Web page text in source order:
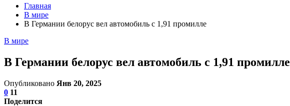
Главная
В мире
В Германии белорус вел автомобиль с 1,91 промилле
В мире
В Германии белорус вел автомобиль с 1,91 промилле
Опубликовано Янв 20, 2025
0 11
Поделится